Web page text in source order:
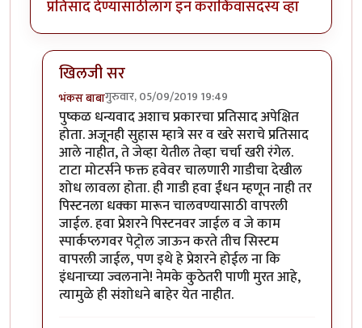
प्रतिसाद देण्यासाठीलॉग इन कराकिंवासदस्य व्हा
खिलजी सर
भंकस बाबागुरुवार, 05/09/2019 19:49
In reply toचांगला धागा आहे .. सकारत्मकbyखिलजि
पुष्कळ धन्यवाद अशाच प्रकारचा प्रतिसाद अपेक्षित
होता. अजूनही सुहास म्हात्रे सर व खरे सराचे प्रतिसाद
आले नाहीत, ते जेव्हा येतील तेव्हा चर्चा खरी रंगेल.
टाटा मोटर्सने फक्त हवेवर चालणारी गाडीचा देखील
शोध लावला होता. ही गाडी हवा ईंधन म्हणून नाही तर
पिस्टनला धक्का मारून चालवण्यासाठी वापरली
जाईल. हवा प्रेशरने पिस्टनवर जाईल व जे काम
स्पार्कप्लगवर पेट्रोल जाऊन करते तीच सिस्टम
वापरली जाईल, पण इथे हे प्रेशरने होईल ना कि
इंधनाच्या ज्वलनाने! नेमके कुठेतरी पाणी मुरत आहे,
त्यामुळे ही संशोधने बाहेर येत नाहीत.